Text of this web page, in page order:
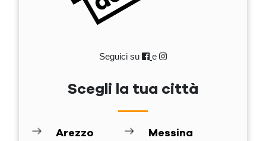
Seguici su e
Scegli la tua città
Arezzo
Messina